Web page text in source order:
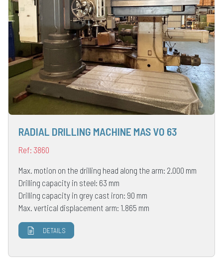
RADIAL DRILLING MACHINE MAS VO 63
Ref: 3860
Max. motion on the drilling head along the arm: 2.000 mm
Drilling capacity in steel: 63 mm
Drilling capacity in grey cast iron: 90 mm
Max. vertical displacement arm: 1.865 mm
DETAILS